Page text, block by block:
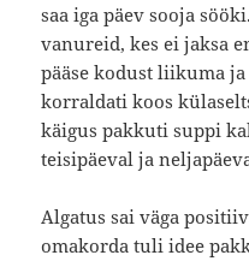
saa iga päev sooja
vanureid, kes ei jaksa
pääse kodust liikuma
korraldati koos
käigus pakkuti suppi
teisipäeval ja
Algatus sai väga
omakorda tuli idee